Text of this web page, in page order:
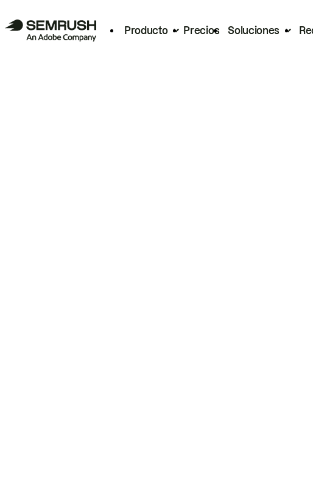
Producto Precios Soluciones